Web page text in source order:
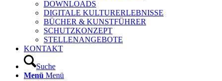
DOWNLOADS
DIGITALE KULTURERLEBNISSE
BÜCHER & KUNSTFÜHRER
SCHUTZKONZEPT
STELLENANGEBOTE
KONTAKT
Suche
Menü Menü